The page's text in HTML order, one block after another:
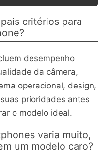
critérios para
desempenho
da câmera,
operacional, design,
prioridades antes
o modelo ideal.
varia muito,
um modelo caro?